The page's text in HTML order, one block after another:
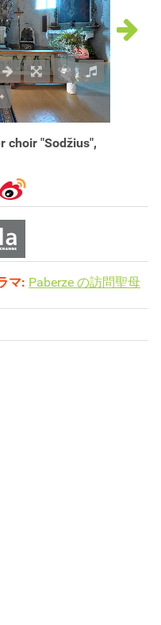
choir "Sodžius",
マ: Paberze の訪問聖母